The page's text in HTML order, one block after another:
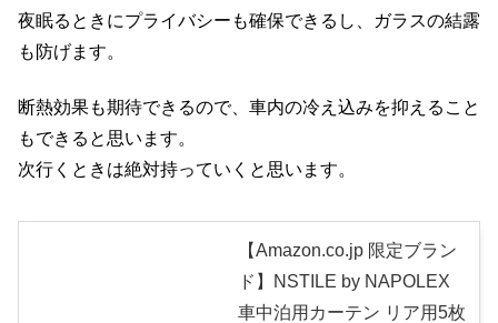
夜眠るときにプライバシーも確保できるし、ガラスの結露
も防げます。
断熱効果も期待できるので、車内の冷え込みを抑えること
もできると思います。
次行くときは絶対持っていくと思います。
【Amazon.co.jp 限定ブラン
ド】NSTILE by NAPOLEX
車中泊用カーテン リア用5枚